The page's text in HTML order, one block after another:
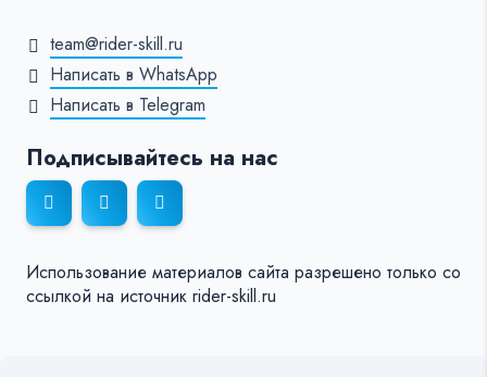
team@rider-skill.ru
Написать в WhatsApp
Написать в Telegram
Подписывайтесь на нас
Использование материалов сайта разрешено только со
ссылкой на источник rider-skill.ru